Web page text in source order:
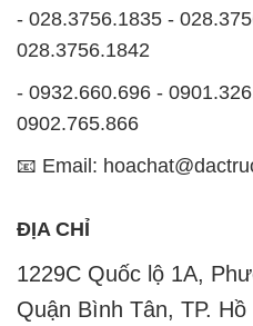
- 028.3756.1835 -
028.3756.1842
- 0932.660.696 -
0902.765.866
📧 Email:
ĐỊA CHỈ
1229C Quốc lộ 1A,
Quận Bình Tân, TP.